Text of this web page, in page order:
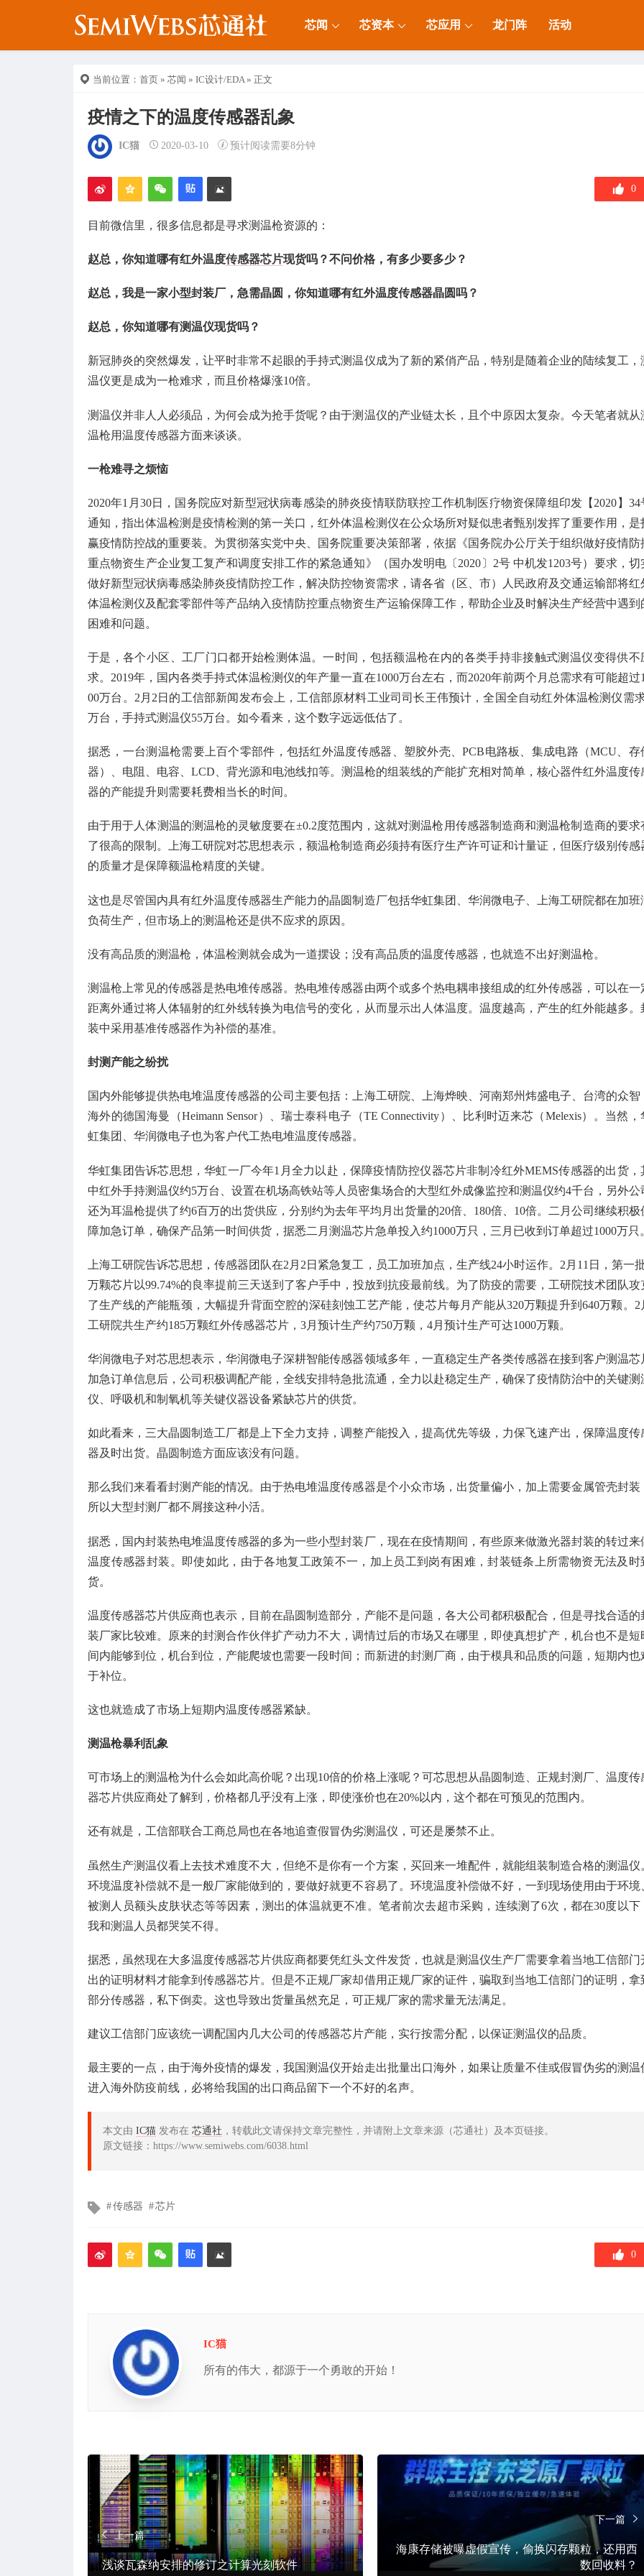
芯闻 芯资本 芯应用 龙门阵 活动
当前位置： 首页 » 芯闻 » IC设计/EDA» 正文
疫情之下的温度传感器乱象
IC猫 2020-03-10 预计阅读需要8分钟
0
目前微信里，很多信息都是寻求测温枪资源的：
赵总，你知道哪有红外温度传感器芯片现货吗？不问价格，有多少要多少？
赵总，我是一家小型封装厂，急需晶圆，你知道哪有红外温度传感器晶圆吗？
赵总，你知道哪有测温仪现货吗？
新冠肺炎的突然爆发，让平时非常不起眼的手持式测温仪成为了新的紧俏产品，特别是随着企业的陆续复工，
温仪更是成为一枪难求，而且价格爆涨10倍。
测温仪并非人人必须品，为何会成为抢手货呢？由于测温仪的产业链太长，且个中原因太复杂。今天笔者就从
温枪用温度传感器方面来谈谈。
一枪难寻之烦恼
2020年1月30日，国务院应对新型冠状病毒感染的肺炎疫情联防联控工作机制医疗物资保障组印发【2020】34
通知，指出体温检测是疫情检测的第一关口，红外体温检测仪在公众场所对疑似患者甄别发挥了重要作用，是
赢疫情防控战的重要装。为贯彻落实党中央、国务院重要决策部署，依据《国务院办公厅关于组织做好疫情防
重点物资生产企业复工复产和调度安排工作的紧急通知》（国办发明电〔2020〕2号 中机发1203号）要求，切
做好新型冠状病毒感染肺炎疫情防控工作，解决防控物资需求，请各省（区、市）人民政府及交通运输部将红
体温检测仪及配套零部件等产品纳入疫情防控重点物资生产运输保障工作，帮助企业及时解决生产经营中遇到
困难和问题。
于是，各个小区、工厂门口都开始检测体温。一时间，包括额温枪在内的各类手持非接触式测温仪变得供不
求。2019年，国内各类手持式体温检测仪的年产量一直在1000万台左右，而2020年前两个月总需求有可能超过
00万台。2月2日的工信部新闻发布会上，工信部原材料工业司司长王伟预计，全国全自动红外体温检测仪需
万台，手持式测温仪55万台。如今看来，这个数字远远低估了。
据悉，一台测温枪需要上百个零部件，包括红外温度传感器、塑胶外壳、PCB电路板、集成电路（MCU、存
器）、电阻、电容、LCD、背光源和电池线扣等。测温枪的组装线的产能扩充相对简单，核心器件红外温度传
器的产能提升则需要耗费相当长的时间。
由于用于人体测温的测温枪的灵敏度要在±0.2度范围内，这就对测温枪用传感器制造商和测温枪制造商的要求
了很高的限制。上海工研院对芯思想表示，额温枪制造商必须持有医疗生产许可证和计量证，但医疗级别传感
的质量才是保障额温枪精度的关键。
这也是尽管国内具有红外温度传感器生产能力的晶圆制造厂包括华虹集团、华润微电子、上海工研院都在加班
负荷生产，但市场上的测温枪还是供不应求的原因。
没有高品质的测温枪，体温检测就会成为一道摆设；没有高品质的温度传感器，也就造不出好测温枪。
测温枪上常见的传感器是热电堆传感器。热电堆传感器由两个或多个热电耦串接组成的红外传感器，可以在一
距离外通过将人体辐射的红外线转换为电信号的变化，从而显示出人体温度。温度越高，产生的红外能越多。
装中采用基准传感器作为补偿的基准。
封测产能之纷扰
国内外能够提供热电堆温度传感器的公司主要包括：上海工研院、上海烨映、河南郑州炜盛电子、台湾的众智
海外的德国海曼（Heimann Sensor）、瑞士泰科电子（TE Connectivity）、比利时迈来芯（Melexis）。当然，
虹集团、华润微电子也为客户代工热电堆温度传感器。
华虹集团告诉芯思想，华虹一厂今年1月全力以赴，保障疫情防控仪器芯片非制冷红外MEMS传感器的出货，
中红外手持测温仪约5万台、设置在机场高铁站等人员密集场合的大型红外成像监控和测温仪约4千台，另外公
还为耳温枪提供了约6百万的出货供应，分别约为去年平均月出货量的20倍、180倍、10倍。二月公司继续积极
障加急订单，确保产品第一时间供货，据悉二月测温芯片急单投入约1000万只，三月已收到订单超过1000万只
上海工研院告诉芯思想，传感器团队在2月2日紧急复工，员工加班加点，生产线24小时运作。2月11日，第一
万颗芯片以99.74%的良率提前三天送到了客户手中，投放到抗疫最前线。为了防疫的需要，工研院技术团队攻
了生产线的产能瓶颈，大幅提升背面空腔的深硅刻蚀工艺产能，使芯片每月产能从320万颗提升到640万颗。2
工研院共生产约185万颗红外传感器芯片，3月预计生产约750万颗，4月预计生产可达1000万颗。
华润微电子对芯思想表示，华润微电子深耕智能传感器领域多年，一直稳定生产各类传感器在接到客户测温芯
加急订单信息后，公司积极调配产能，全线安排特急批流通，全力以赴稳定生产，确保了疫情防治中的关键测
仪、呼吸机和制氧机等关键仪器设备紧缺芯片的供货。
如此看来，三大晶圆制造工厂都是上下全力支持，调整产能投入，提高优先等级，力保飞速产出，保障温度传
器及时出货。晶圆制造方面应该没有问题。
那么我们来看看封测产能的情况。由于热电堆温度传感器是个小众市场，出货量偏小，加上需要金属管壳封装
所以大型封测厂都不屑接这种小活。
据悉，国内封装热电堆温度传感器的多为一些小型封装厂，现在在疫情期间，有些原来做激光器封装的转过来
温度传感器封装。即使如此，由于各地复工政策不一，加上员工到岗有困难，封装链条上所需物资无法及时
货。
温度传感器芯片供应商也表示，目前在晶圆制造部分，产能不是问题，各大公司都积极配合，但是寻找合适的
装厂家比较难。原来的封测合作伙伴扩产动力不大，调情过后的市场又在哪里，即使真想扩产，机台也不是短
间内能够到位，机台到位，产能爬坡也需要一段时间；而新进的封测厂商，由于模具和品质的问题，短期内也
于补位。
这也就造成了市场上短期内温度传感器紧缺。
测温枪暴利乱象
可市场上的测温枪为什么会如此高价呢？出现10倍的价格上涨呢？可芯思想从晶圆制造、正规封测厂、温度传
器芯片供应商处了解到，价格都几乎没有上涨，即使涨价也在20%以内，这个都在可预见的范围内。
还有就是，工信部联合工商总局也在各地追查假冒伪劣测温仪，可还是屡禁不止。
虽然生产测温仪看上去技术难度不大，但绝不是你有一个方案，买回来一堆配件，就能组装制造合格的测温仪
环境温度补偿就不是一般厂家能做到的，要做好就更不容易了。环境温度补偿做不好，一到现场使用由于环境
被测人员额头皮肤状态等等因素，测出的体温就更不准。笔者前次去超市采购，连续测了6次，都在30度以下
我和测温人员都哭笑不得。
据悉，虽然现在大多温度传感器芯片供应商都要凭红头文件发货，也就是测温仪生产厂需要拿着当地工信部门
出的证明材料才能拿到传感器芯片。但是不正规厂家却借用正规厂家的证件，骗取到当地工信部门的证明，拿
部分传感器，私下倒卖。这也导致出货量虽然充足，可正规厂家的需求量无法满足。
建议工信部门应该统一调配国内几大公司的传感器芯片产能，实行按需分配，以保证测温仪的品质。
最主要的一点，由于海外疫情的爆发，我国测温仪开始走出批量出口海外，如果让质量不佳或假冒伪劣的测温
进入海外防疫前线，必将给我国的出口商品留下一个不好的名声。
本文由 IC猫 发布在 芯通社 ，转载此文请保持文章完整性，并请附上文章来源（芯通社）及本页链接。
原文链接：https://www.semiwebs.com/6038.html
文
签
传感器 芯片
0
IC猫
所有的伟大，都源于一个勇敢的开始！
上一篇
浅谈瓦森纳安排的修订之计算光刻软件
下一篇
海康存储被曝虚假宣传，偷换闪存颗粒，还用西
数回收料？